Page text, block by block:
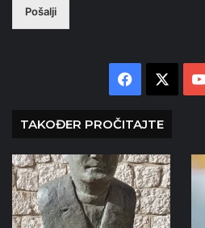
Pošalji
Facebook
TAKOĐER PROČITAJTE